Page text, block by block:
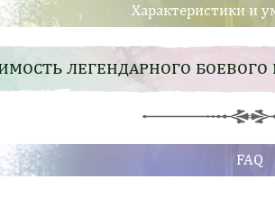
Характеристики и
легендарного
FAQ